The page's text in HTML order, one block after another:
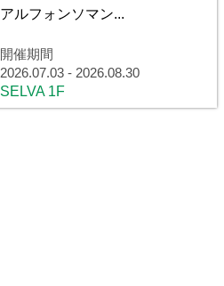
アルフォンソマン...
開催期間
2026.07.03 - 2026.08.30
SELVA 1F